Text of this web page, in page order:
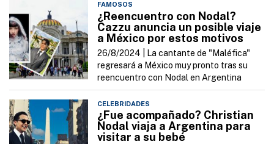
FAMOSOS
¿Reencuentro con Nodal?
Cazzu anuncia un posible viaje
a México por estos motivos
26/8/2024 |
La cantante de "Maléfica"
regresará a México muy pronto tras su
reencuentro con Nodal en Argentina
CELEBRIDADES
¿Fue acompañado? Christian
Nodal viaja a Argentina para
visitar a su bebé